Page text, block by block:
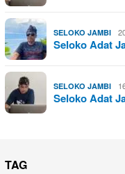
SELOKO JAMBI
Seloko Adat
SELOKO JAMBI
Seloko Adat
TAG